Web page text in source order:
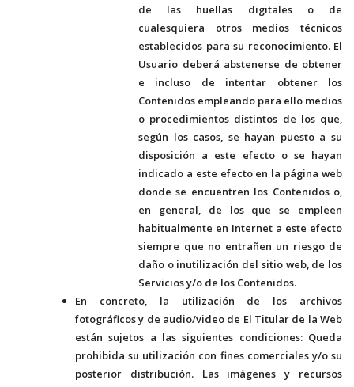
de las huellas digitales o de
cualesquiera otros medios técnicos
establecidos para su reconocimiento. El
Usuario deberá abstenerse de obtener
e incluso de intentar obtener los
Contenidos empleando para ello medios
o procedimientos distintos de los que,
según los casos, se hayan puesto a su
disposición a este efecto o se hayan
indicado a este efecto en la página web
donde se encuentren los Contenidos o,
en general, de los que se empleen
habitualmente en Internet a este efecto
siempre que no entrañen un riesgo de
daño o inutilización del sitio web, de los
Servicios y/o de los Contenidos.
En concreto, la utilización de los archivos
fotográficos y de audio/video de El Titular de la Web
están sujetos a las siguientes condiciones: Queda
prohibida su utilización con fines comerciales y/o su
posterior distribución. Las imágenes y recursos